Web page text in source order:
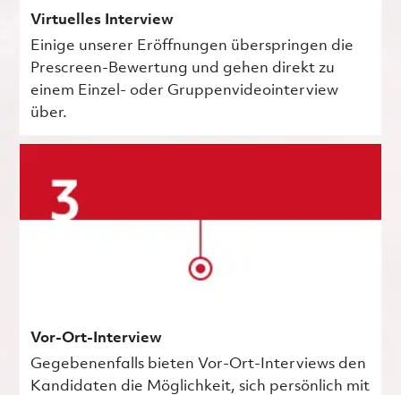
Virtuelles Interview
Einige unserer Eröffnungen überspringen die
Prescreen-Bewertung und gehen direkt zu
einem Einzel- oder Gruppenvideointerview
über.
Vor-Ort-Interview
Gegebenenfalls bieten Vor-Ort-Interviews den
Kandidaten die Möglichkeit, sich persönlich mit